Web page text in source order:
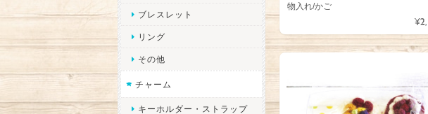
物入れ/かご
ブレスレット
リング
その他
チャーム
キーホルダー・ストラップ